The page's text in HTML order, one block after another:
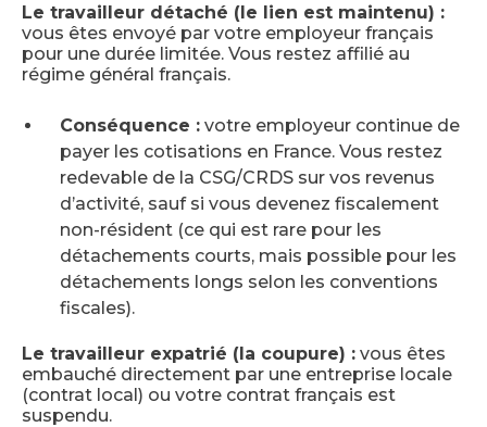
Le travailleur détaché (le lien est maintenu) :
vous êtes envoyé par votre employeur français
pour une durée limitée. Vous restez affilié au
régime général français.
Conséquence : votre employeur continue de
payer les cotisations en France. Vous restez
redevable de la CSG/CRDS sur vos revenus
d’activité, sauf si vous devenez fiscalement
non-résident (ce qui est rare pour les
détachements courts, mais possible pour les
détachements longs selon les conventions
fiscales).
Le travailleur expatrié (la coupure) : vous êtes
embauché directement par une entreprise locale
(contrat local) ou votre contrat français est
suspendu.